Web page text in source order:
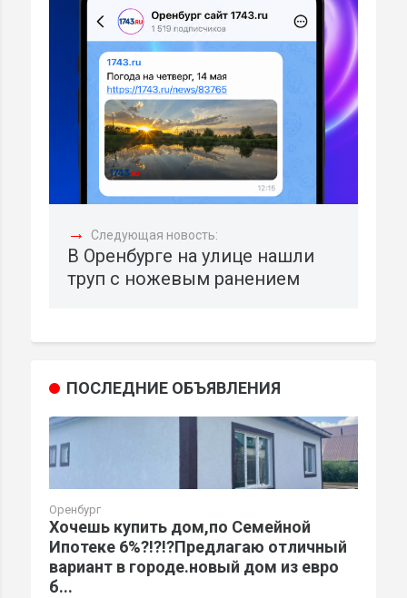
→ Следующая новость:
В Оренбурге на улице нашли
труп с ножевым ранением
ПОСЛЕДНИЕ ОБЪЯВЛЕНИЯ
Оренбург
Хочешь купить дом,по Семейной
Ипотеке 6%?!?!?Предлагаю отличный
вариант в городе.новый дом из евро
б...